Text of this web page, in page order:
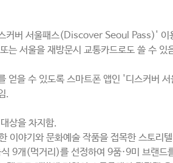
커버 서울패스(Discover Seoul Pass)' 이
서울을 재방문시 교통카드로도 쓸 수
을 수 있도록 스마트폰 앱인 '디스커버
.
상을 차지함.
야기와 문화예술 작품을 접목한 스토리
9개(먹거리)를 선정하여 9품·9미 브랜드